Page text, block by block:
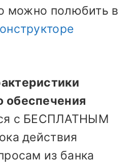
можно полюбить в
обеспечения
с БЕСПЛАТНЫМ
действия
из банка